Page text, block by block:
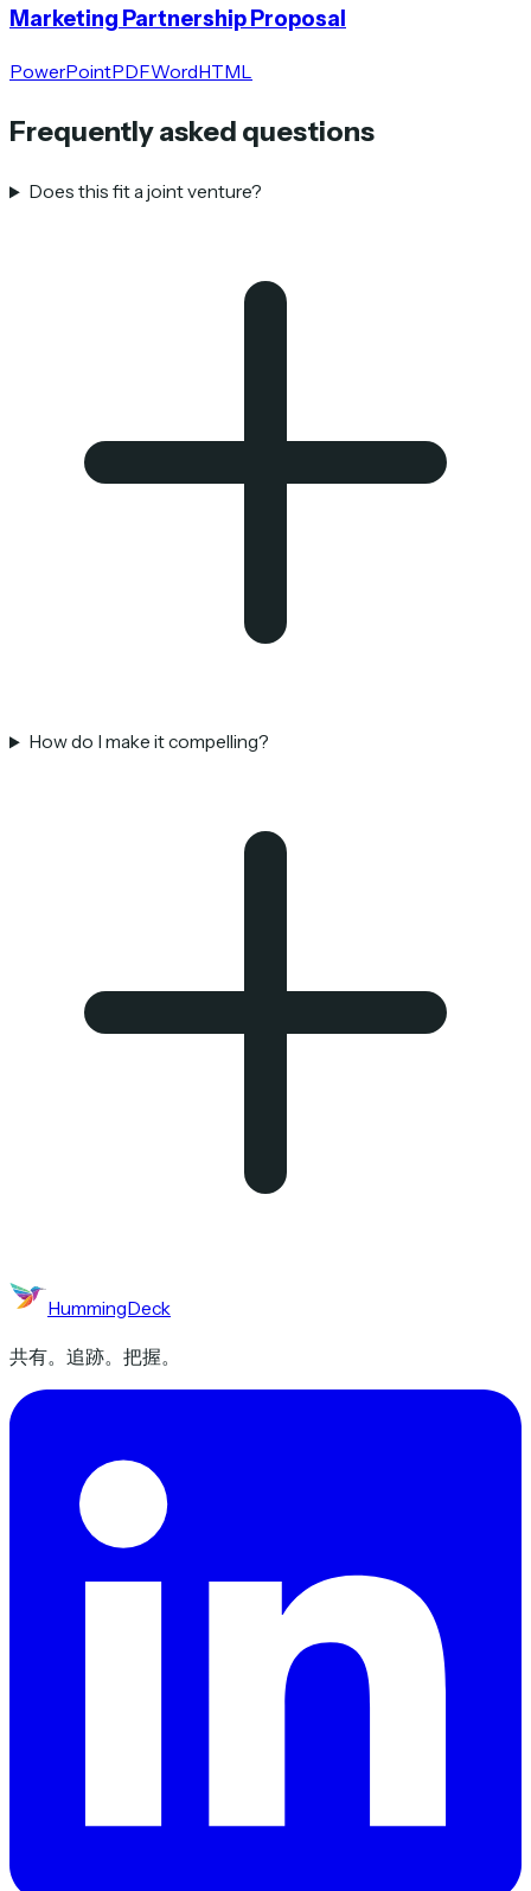
Marketing Partnership Proposal
PowerPointPDFWordHTML
Frequently asked questions
Does this fit a joint venture?
How do I make it compelling?
HummingDeck
共有。追跡。把握。